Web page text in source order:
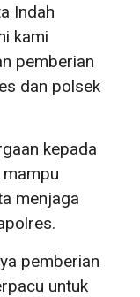
Indah
kami
pemberian
dan polsek
kepada
menjaga
pemberian
untuk